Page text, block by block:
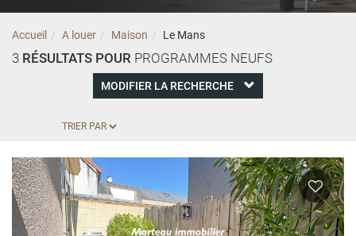
Accueil A louer Maison Le Mans
3 RÉSULTATS POUR PROGRAMMES NEUFS
MODIFIER LA RECHERCHE